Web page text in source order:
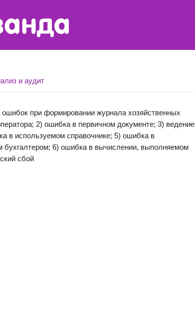
и аудит
при формировании журнала хозяйственных
2) ошибка в первичном документе; 3) ведение
в используемом справочнике; 5) ошибка в
бухгалтером; 6) ошибка в вычислении, выполняемом
сбой